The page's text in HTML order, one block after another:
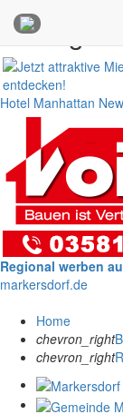
Anzeigen
Hotel Manhattan
Regional werben
markersdorf.de
Home
chevron_right
chevron_right